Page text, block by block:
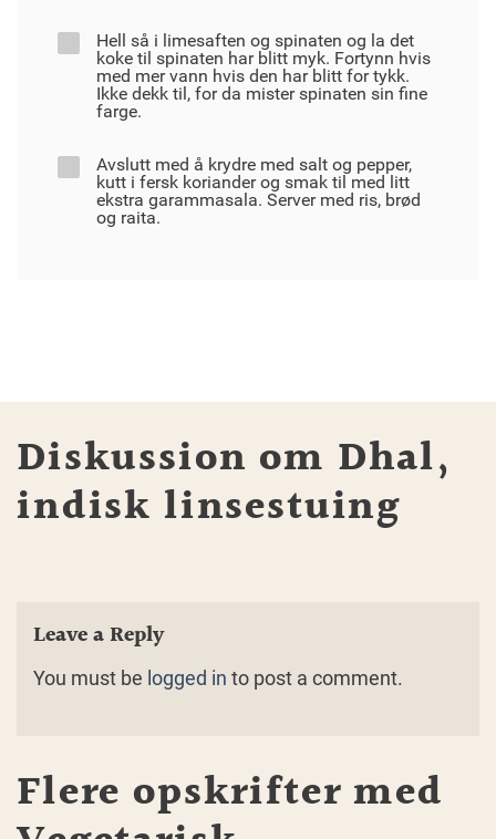
Hell så i limesaften og spinaten og la det
koke til spinaten har blitt myk. Fortynn hvis
med mer vann hvis den har blitt for tykk.
Ikke dekk til, for da mister spinaten sin fine
farge.
Avslutt med å krydre med salt og pepper,
kutt i fersk koriander og smak til med litt
ekstra garammasala. Server med ris, brød
og raita.
Diskussion om Dhal,
indisk linsestuing
Leave a Reply
You must be logged in to post a comment.
Flere opskrifter med